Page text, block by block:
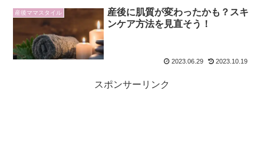
産後ママスタイル
産後に肌質が変わったかも？スキ
ンケア方法を見直そう！
2023.06.29 2023.10.19
スポンサーリンク